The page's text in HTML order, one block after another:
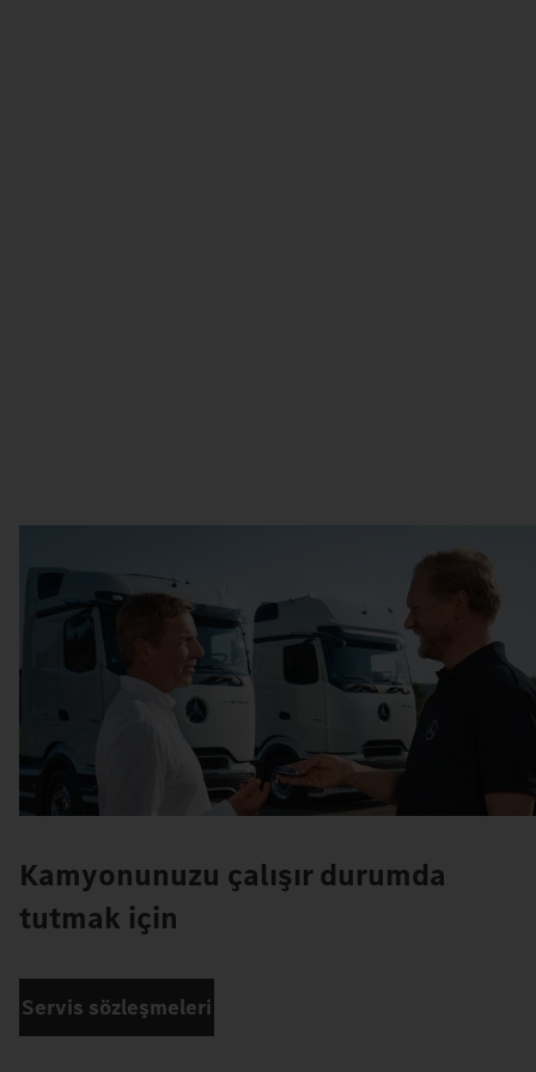
Kamyonunuzu çalışır durumda
tutmak için
Servis sözleşmeleri